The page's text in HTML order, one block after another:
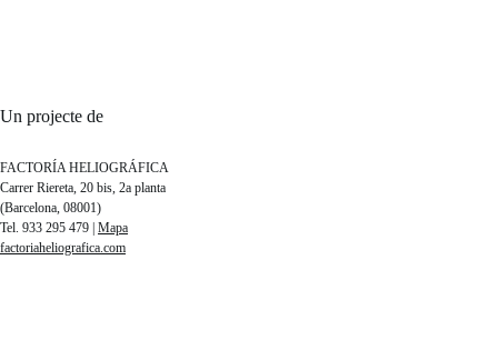
Un projecte de
FACTORÍA HELIOGRÁFICA
Carrer Riereta, 20 bis, 2a planta
(Barcelona, 08001)
Tel. 933 295 479 | Mapa
factoriaheliografica.com